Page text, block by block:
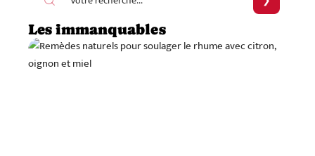
Les immanquables